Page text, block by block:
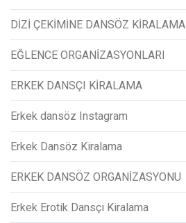
DİZİ ÇEKİMİNE DANSÖZ KİRALAMA
EĞLENCE ORGANİZASYONLARI
ERKEK DANSÇI KİRALAMA
Erkek dansöz Instagram
Erkek Dansöz Kiralama
ERKEK DANSÖZ ORGANİZASYONU
Erkek Erotik Dansçı Kiralama